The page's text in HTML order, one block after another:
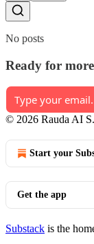
No posts
Ready for
© 2026 Rauda AI
Start your
Get the app
Substack is the